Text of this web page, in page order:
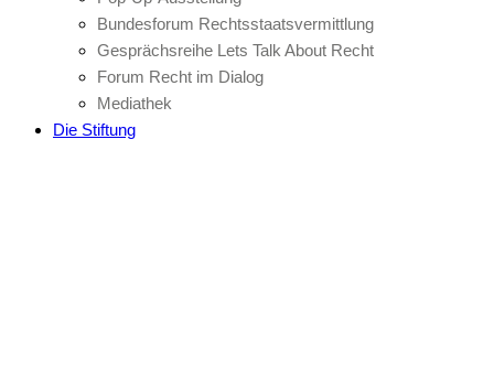
Bundesforum Rechtsstaatsvermittlung
Gesprächsreihe Lets Talk About Recht
Forum Recht im Dialog
Mediathek
Die Stiftung